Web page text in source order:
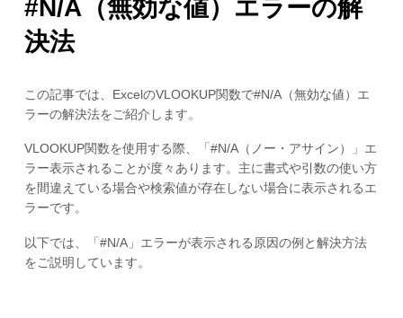
#N/A（無効な値）エラーの解
決法
この記事では、ExcelのVLOOKUP関数で#N/A（無効な値）エ
ラーの解決法をご紹介します。
VLOOKUP関数を使用する際、「#N/A（ノー・アサイン）」エ
ラー表示されることが度々あります。主に書式や引数の使い方
を間違えている場合や検索値が存在しない場合に表示されるエ
ラーです。
以下では、「#N/A」エラーが表示される原因の例と解決方法
をご説明しています。